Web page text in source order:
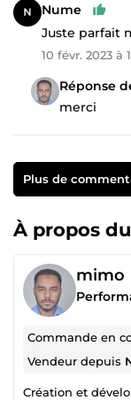
Nume
Juste parfait
10 févr. 2023 à
Réponse
merci
Plus de
À propos
mimo
Commande en
Vendeur depuis